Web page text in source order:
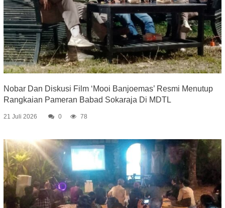
Nobar Dan Diskusi Film ‘Mooi Banjoemas’ Resmi Menutup
Rangkaian Pameran Babad Sokaraja Di MDTL
21 Juli 2026 0 78